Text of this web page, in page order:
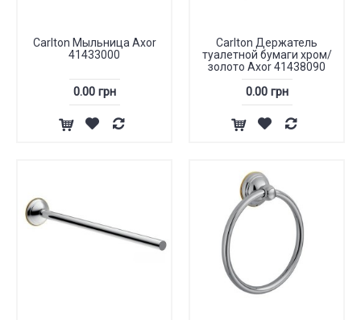
Carlton Мыльница Axor
41433000
0.00 грн
Carlton Держатель
туалетной бумаги хром/
золото Axor 41438090
0.00 грн